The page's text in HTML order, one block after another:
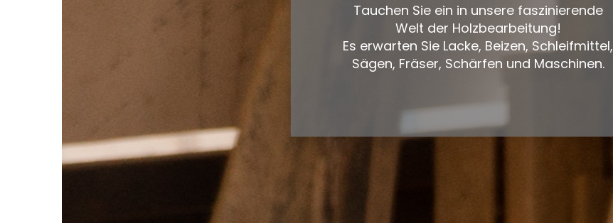
Tauchen Sie ein in unsere faszinierende
Welt der Holzbearbeitung!
Es erwarten Sie Lacke, Beizen, Schleifmittel,
Sägen, Fräser, Schärfen und Maschinen.